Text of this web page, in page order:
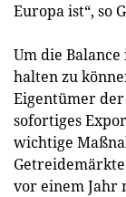
Europa ist“, so
Um die
halten zu
Eigentümer
sofortiges
wichtige
vor einem Jahr